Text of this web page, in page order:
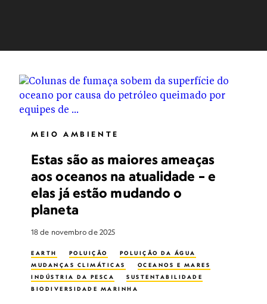
MEIO AMBIENTE
Estas são as maiores ameaças
aos oceanos na atualidade – e
elas já estão mudando o
planeta
18 de novembro de 2025
EARTH POLUIÇÃO
POLUIÇÃO DA ÁGUA
MUDANÇAS CLIMÁTICAS
OCEANOS E MARES
INDÚSTRIA DA PESCA
SUSTENTABILIDADE
BIODIVERSIDADE MARINHA